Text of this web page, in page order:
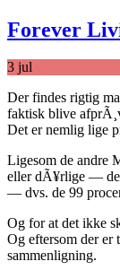
Forever
3 jul
Der findes rigtig
faktisk blive
Det er nemlig lige
Ligesom de andre
eller dÃ¥rlige — det
— dvs. de 99
Og for at det ikke
Og eftersom der
sammenligning.